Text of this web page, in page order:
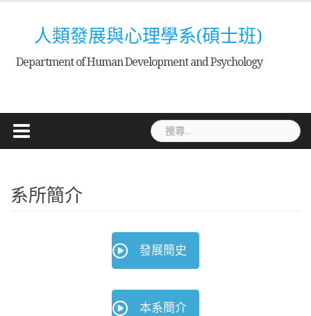
content人類發展與心理學系(碩士班)
Department of Human Development and Psychology
搜
尋
系所簡介
發展簡史
本系簡介